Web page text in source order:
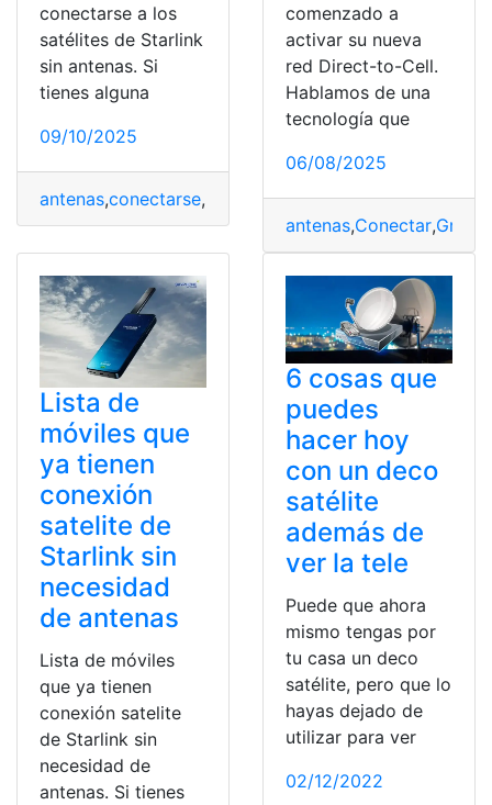
conectarse a los
satélites de Starlink
sin antenas. Si
tienes alguna
09/10/2025
antenas,conectarse, Móviles,pueden,satélites,Starlink
comenzado a
activar su nueva
red Direct-to-Cell.
Hablamos de una
tecnología que
06/08/2025
antenas,Conectar,Gratis
Lista de
móviles que
ya tienen
conexión
satelite de
Starlink sin
necesidad
de antenas
Lista de móviles
que ya tienen
conexión satelite
de Starlink sin
necesidad de
antenas. Si tienes
6 cosas que
puedes
hacer hoy
con un deco
satélite
además de
ver la tele
Puede que ahora
mismo tengas por
tu casa un deco
satélite, pero que lo
hayas dejado de
utilizar para ver
02/12/2022